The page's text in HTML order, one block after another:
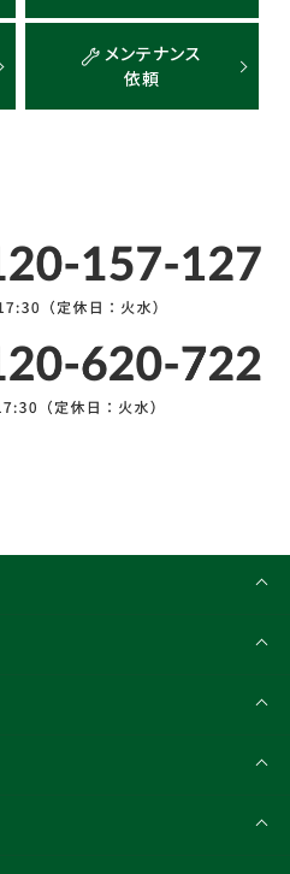
メンテナンス
依頼